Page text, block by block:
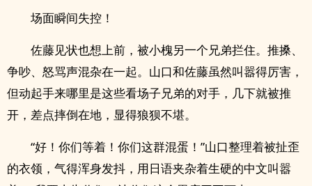
场面瞬间失控！
佐藤见状也想上前，被小槐另一个兄弟拦住。推搡、
争吵、怒骂声混杂在一起。山口和佐藤虽然叫嚣得厉害，
但动起手来哪里是这些看场子兄弟的对手，几下就被推
开，差点摔倒在地，显得狼狈不堪。
“好！你们等着！你们这群混蛋！”山口整理着被扯歪
的衣领，气得浑身发抖，用日语夹杂着生硬的中文叫嚣